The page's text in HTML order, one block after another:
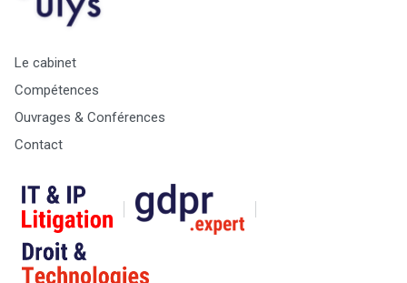
Le cabinet
Compétences
Ouvrages & Conférences
Contact